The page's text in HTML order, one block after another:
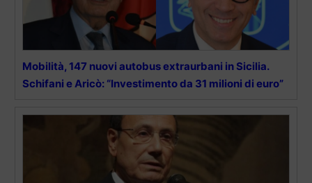
Mobilità, 147 nuovi autobus extraurbani in Sicilia.
Schifani e Aricò: “Investimento da 31 milioni di euro”